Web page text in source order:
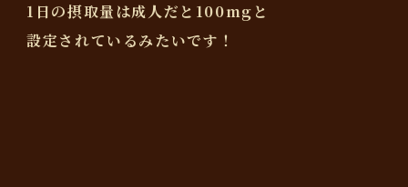
1日の摂取量は成人だと100mgと
設定されているみたいです！